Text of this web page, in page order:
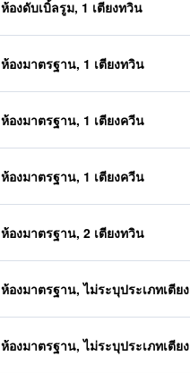
ห้องดับเบิ้ลรูม, 1 เตียงทวิน
ห้องมาตรฐาน, 1 เตียงทวิน
ห้องมาตรฐาน, 1 เตียงควีน
ห้องมาตรฐาน, 1 เตียงควีน
ห้องมาตรฐาน, 2 เตียงทวิน
ห้องมาตรฐาน, ไม่ระบุประเภทเตียง
ห้องมาตรฐาน, ไม่ระบุประเภทเตียง